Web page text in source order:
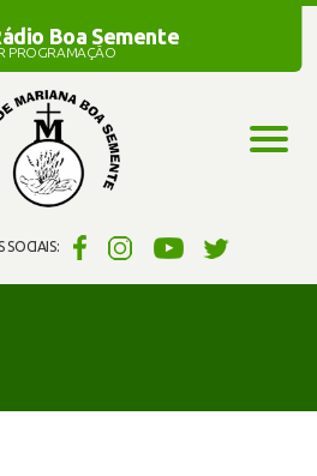
SOCIAIS:
Boa Semente
Boa Semente
PROGRAMAÇÃO